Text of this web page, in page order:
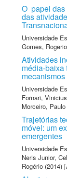
O papel das
das
Universidade
Gomes, Rogerio
Atividades
média-baixa
Universidade
Fornari,
Morceiro,
Trajetórias
móvel: um
emergentes
Universidade
Neris Junior,
Rogério (2014)